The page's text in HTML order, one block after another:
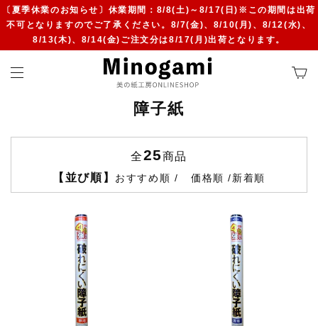
〔夏季休業のお知らせ〕休業期間：8/8(土)～8/17(日)※この期間は出荷
不可となりますのでご了承ください。8/7(金)、8/10(月)、8/12(水)、
8/13(木)、8/14(金)ご注文分は8/17(月)出荷となります。
障子紙
全25商品
【並び順】 おすすめ順 価格順 新着順